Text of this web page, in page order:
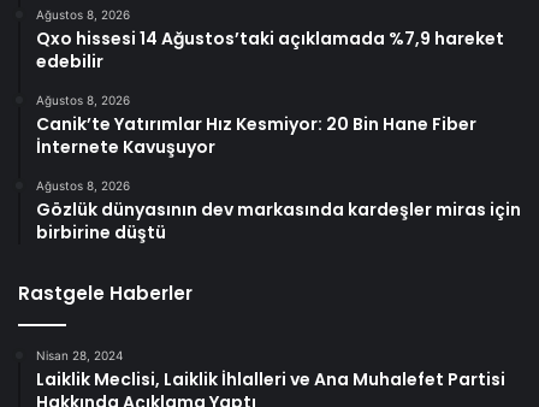
Ağustos 8, 2026
Qxo hissesi 14 Ağustos’taki açıklamada %7,9 hareket
edebilir
Ağustos 8, 2026
Canik’te Yatırımlar Hız Kesmiyor: 20 Bin Hane Fiber
İnternete Kavuşuyor
Ağustos 8, 2026
Gözlük dünyasının dev markasında kardeşler miras için
birbirine düştü
Rastgele Haberler
Nisan 28, 2024
Laiklik Meclisi, Laiklik İhlalleri ve Ana Muhalefet Partisi